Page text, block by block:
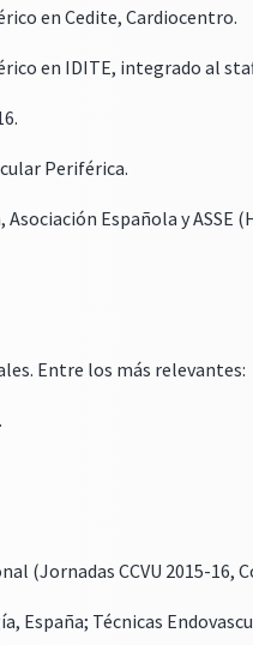
en Cedite, Cardiocentro.
en IDITE, integrado al
Periférica.
Española y
Entre los más relevantes:
CCVU 2015-16,
Técnicas